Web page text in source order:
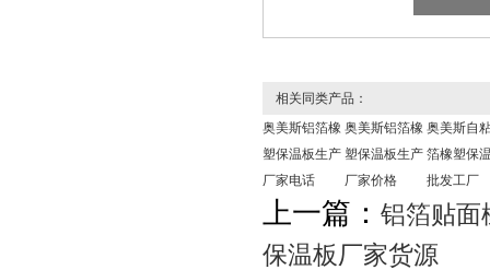
相关同类产品：
奥美斯铝箔橡
塑保温板生产
厂家电话
奥美斯铝箔橡
塑保温板生产
厂家价格
奥美斯自
箔橡塑保
批发工厂
上一篇： 铝箔贴面
保温板厂家货源